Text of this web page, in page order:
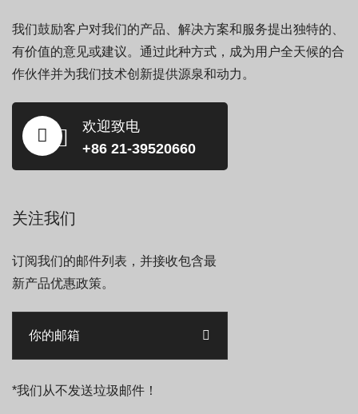
我们鼓励客户对我们的产品、解决方案和服务提出独特的、
有价值的意见或建议。通过此种方式，成为用户全天候的合
作伙伴并为我们技术创新提供源泉和动力。
欢迎致电
+86 21-39520660
关注我们
订阅我们的邮件列表，并接收包含最
新产品优惠政策。
*我们从不发送垃圾邮件！